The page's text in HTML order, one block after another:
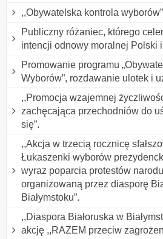
,,Obywatelska kontrola
Publiczny różaniec, którego
intencji odnowy moralnej Polski
Promowanie programu
Wyborów”, rozdawanie ulotek i
,,Promocja wzajemnej
zachęcająca przechodniów do
się”.
,,Akcja w trzecią rocznicę
Łukaszenki wyborów
wyraz poparcia protestów
organizowaną przez diasporę
Białymstoku”.
,,Diaspora Białoruska w
akcję ,,RAZEM przeciw